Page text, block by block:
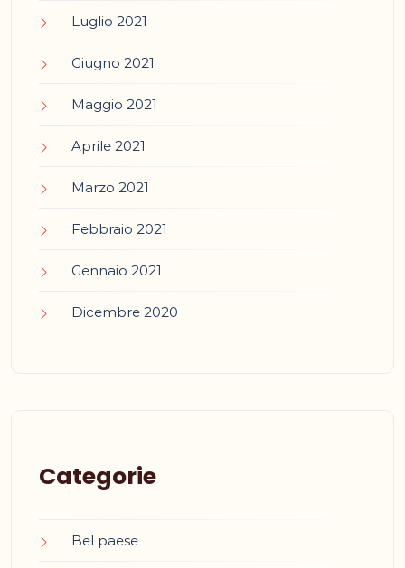
Luglio 2021
Giugno 2021
Maggio 2021
Aprile 2021
Marzo 2021
Febbraio 2021
Gennaio 2021
Dicembre 2020
Categorie
Bel paese